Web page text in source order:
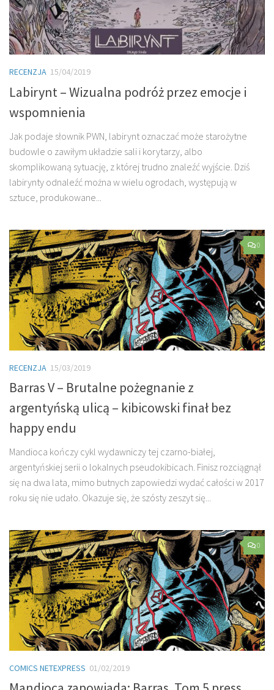
RECENZJA 15/04/2019
Labirynt – Wizualna podróż przez emocje i
wspomnienia
Jak podaje słownik PWN, labirynt oznaczać może starożytne
budowle o zawiłym układzie sali i korytarzy, albo
skomplikowaną sytuację, z której trudno znaleźć wyjście. Dziś
labirynty odnaleźć można w wielu ogrodach, występują w
sztuce, produkowane...
0
RECENZJA 15/03/2019
Barras V – Brutalne pożegnanie z
argentyńską ulicą – kibicowski finał bez
happy endu
Mandioca kończy cykl wydawniczy tej czarno-białej,
argentyńskiej serii o lokalnych pseudokibicach. Finisz rozciągnął
się na dwa lata, mimo butnych zapowiedzi wydać całości w 2017
roku się nie udało. Okazuje się, że szósty zeszyt się...
0
COMICS NETEXPRESS 01/02/2019